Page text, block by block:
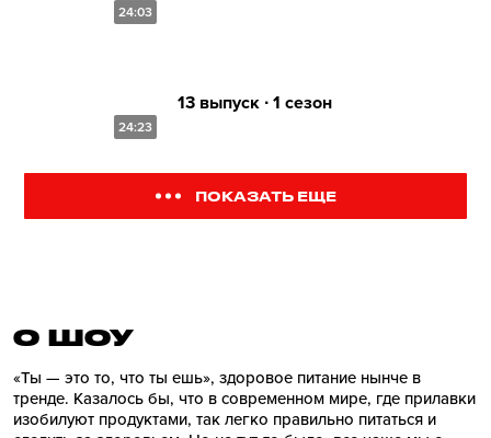
24:03
24:23
13 выпуск ∙ 1 сезон
ПОКАЗАТЬ ЕЩЕ
О ШОУ
«Ты — это то, что ты ешь», здоровое питание нынче в
тренде. Казалось бы, что в современном мире, где прилавки
изобилуют продуктами, так легко правильно питаться и